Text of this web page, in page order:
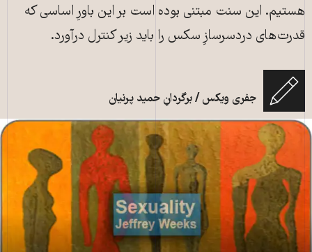
هستیم. این سنت مبتنی بوده است بر این باورِ اساسی که
قدرت‌های دردسرسازِ سکس را باید زیر کنترل درآورد.
جفری ویکس / برگردانِ حمید پرنیان